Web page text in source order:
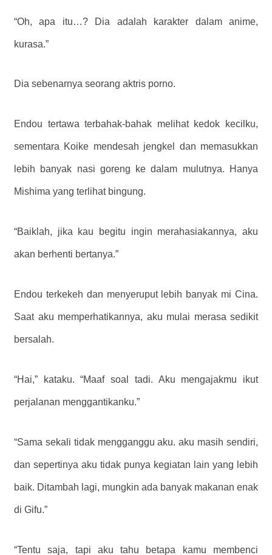
“Oh, apa itu…? Dia adalah karakter dalam anime,
kurasa.”
Dia sebenarnya seorang aktris porno.
Endou tertawa terbahak-bahak melihat kedok kecilku,
sementara Koike mendesah jengkel dan memasukkan
lebih banyak nasi goreng ke dalam mulutnya. Hanya
Mishima yang terlihat bingung.
“Baiklah, jika kau begitu ingin merahasiakannya, aku
akan berhenti bertanya.”
Endou terkekeh dan menyeruput lebih banyak mi Cina.
Saat aku memperhatikannya, aku mulai merasa sedikit
bersalah.
“Hai,” kataku. “Maaf soal tadi. Aku mengajakmu ikut
perjalanan menggantikanku.”
“Sama sekali tidak mengganggu aku. aku masih sendiri,
dan sepertinya aku tidak punya kegiatan lain yang lebih
baik. Ditambah lagi, mungkin ada banyak makanan enak
di Gifu.”
“Tentu saja, tapi aku tahu betapa kamu membenci